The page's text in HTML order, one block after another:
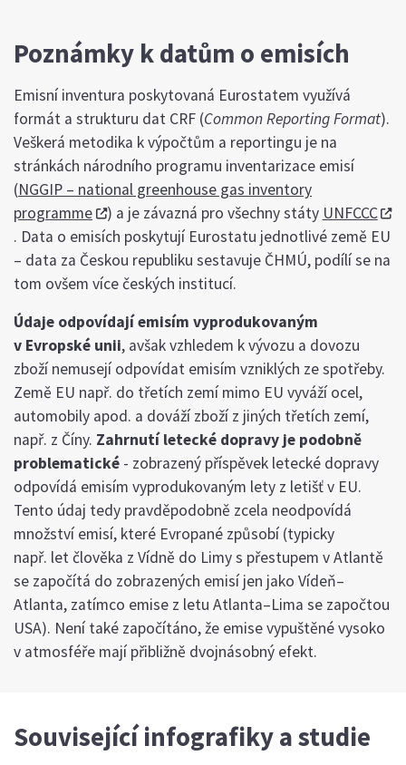
Poznámky k datům o emisích
Emisní inventura poskytovaná Eurostatem využívá
formát a strukturu dat CRF (Common Reporting Format).
Veškerá metodika k výpočtům a reportingu je na
stránkách národního programu inventarizace emisí
(NGGIP – national greenhouse gas inventory
programme
) a je závazná pro všechny státy UNFCCC
. Data o emisích poskytují Eurostatu jednotlivé země EU
– data za Českou republiku sestavuje ČHMÚ, podílí se na
tom ovšem více českých institucí.
Údaje odpovídají emisím vyprodukovaným
v Evropské unii, avšak vzhledem k vývozu a dovozu
zboží nemusejí odpovídat emisím vzniklých ze spotřeby.
Země EU např. do třetích zemí mimo EU vyváží ocel,
automobily apod. a dováží zboží z jiných třetích zemí,
např. z Číny. Zahrnutí letecké dopravy je podobně
problematické - zobrazený příspěvek letecké dopravy
odpovídá emisím vyprodukovaným lety z letišť v EU.
Tento údaj tedy pravděpodobně zcela neodpovídá
množství emisí, které Evropané způsobí (typicky
např. let člověka z Vídně do Limy s přestupem v Atlantě
se započítá do zobrazených emisí jen jako Vídeň–
Atlanta, zatímco emise z letu Atlanta–Lima se započtou
USA). Není také započítáno, že emise vypuštěné vysoko
v atmosféře mají přibližně dvojnásobný efekt.
Související infografiky a studie